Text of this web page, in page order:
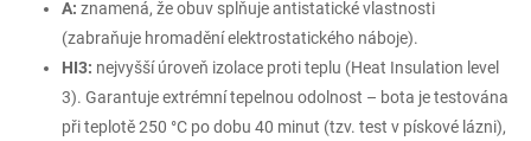
A: znamená, že obuv splňuje antistatické vlastnosti
(zabraňuje hromadění elektrostatického náboje).
HI3: nejvyšší úroveň izolace proti teplu (Heat Insulation level
3). Garantuje extrémní tepelnou odolnost – bota je testována
při teplotě 250 °C po dobu 40 minut (tzv. test v pískové lázni),